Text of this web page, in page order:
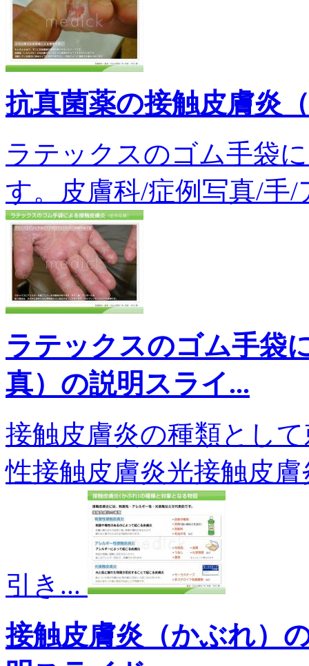
抗真菌薬の接触皮膚炎
ラテックスのゴム手袋
す。皮膚科/症例写真/手
ラテックスのゴム手袋
真）の説明スライ...
接触皮膚炎の種類とし
性接触皮膚炎光接触皮
引き...
接触皮膚炎（かぶれ）